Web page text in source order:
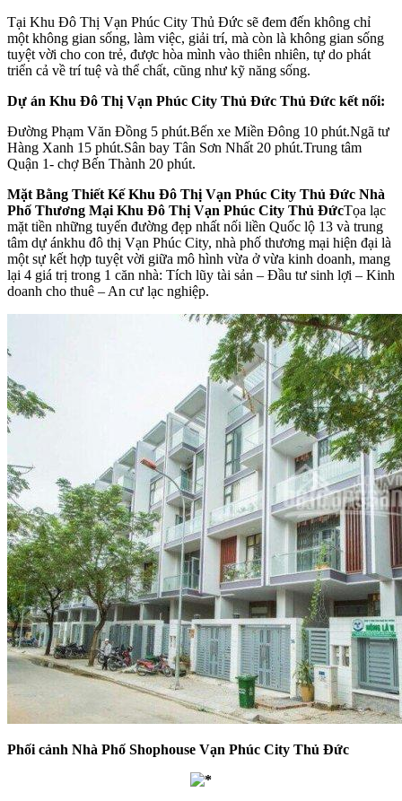
Tại Khu Đô Thị Vạn Phúc City Thủ Đức sẽ đem đến không chỉ
một không gian sống, làm việc, giải trí, mà còn là không gian sống
tuyệt vời cho con trẻ, được hòa mình vào thiên nhiên, tự do phát
triển cả về trí tuệ và thể chất, cũng như kỹ năng sống.
Dự án Khu Đô Thị Vạn Phúc City Thủ Đức Thủ Đức kết nối:
Đường Phạm Văn Đồng 5 phút.Bến xe Miền Đông 10 phút.Ngã tư
Hàng Xanh 15 phút.Sân bay Tân Sơn Nhất 20 phút.Trung tâm
Quận 1- chợ Bến Thành 20 phút.
Mặt Bằng Thiết Kế Khu Đô Thị Vạn Phúc City Thủ Đức Nhà
Phố Thương Mại Khu Đô Thị Vạn Phúc City Thủ ĐứcTọa lạc
mặt tiền những tuyến đường đẹp nhất nối liền Quốc lộ 13 và trung
tâm dự ánkhu đô thị Vạn Phúc City, nhà phố thương mại hiện đại là
một sự kết hợp tuyệt vời giữa mô hình vừa ở vừa kinh doanh, mang
lại 4 giá trị trong 1 căn nhà: Tích lũy tài sản – Đầu tư sinh lợi – Kinh
doanh cho thuê – An cư lạc nghiệp.
Phối cảnh Nhà Phố Shophouse Vạn Phúc City Thủ Đức